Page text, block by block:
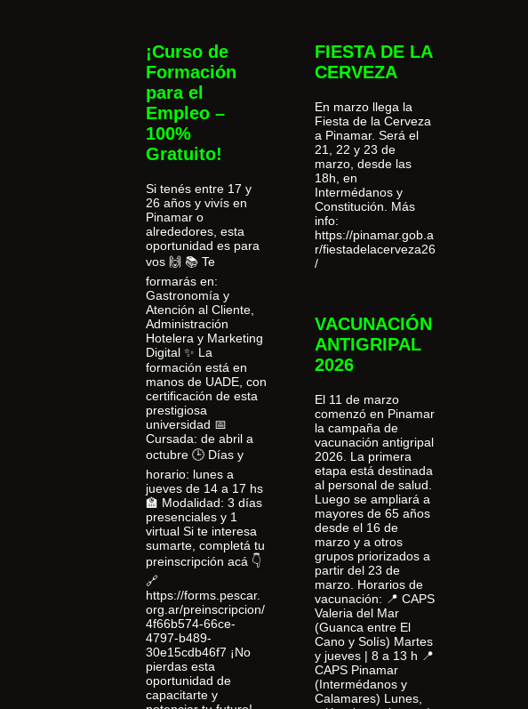
¡Curso de
Formación
para el
Empleo –
100%
Gratuito!
Si tenés entre 17 y
26 años y vivís en
Pinamar o
alrededores, esta
oportunidad es para
vos 🙌 📚 Te
formarás en:
Gastronomía y
Atención al Cliente,
Administración
Hotelera y Marketing
Digital ✨ La
formación está en
manos de UADE, con
certificación de esta
prestigiosa
universidad 📅
Cursada: de abril a
octubre 🕒 Días y
horario: lunes a
jueves de 14 a 17 hs
🏫 Modalidad: 3 días
presenciales y 1
virtual Si te interesa
sumarte, completá tu
preinscripción acá 👇
🔗
https://forms.pescar.
org.ar/preinscripcion/
4f66b574-66ce-
4797-b489-
30e15cdb46f7 ¡No
pierdas esta
oportunidad de
capacitarte y
FIESTA DE LA
CERVEZA
En marzo llega la
Fiesta de la Cerveza
a Pinamar. Será el
21, 22 y 23 de
marzo, desde las
18h, en
Intermédanos y
Constitución. Más
info:
https://pinamar.gob.a
r/fiestadelacerveza26
/
VACUNACIÓN
ANTIGRIPAL
2026
El 11 de marzo
comenzó en Pinamar
la campaña de
vacunación antigripal
2026. La primera
etapa está destinada
al personal de salud.
Luego se ampliará a
mayores de 65 años
desde el 16 de
marzo y a otros
grupos priorizados a
partir del 23 de
marzo. Horarios de
vacunación: 📍 CAPS
Valeria del Mar
(Guanca entre El
Cano y Solís) Martes
y jueves | 8 a 13 h 📍
CAPS Pinamar
(Intermédanos y
Calamares) Lunes,